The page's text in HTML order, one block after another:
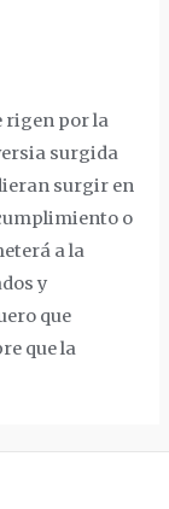
rigen por la
surgida
surgir en
o
a la
y
que
que la